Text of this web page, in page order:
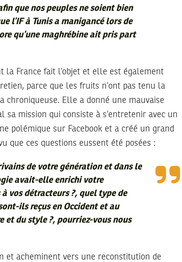
que nos peuples ne soient bien
l’IF à Tunis a manigancé lors de
qu’une maghrébine ait pris part
la France fait l’objet et elle est également
parce que les fruits n’ont pas tenu la
chroniqueuse. Elle a donné une mauvaise
sa mission qui consiste à s’entretenir avec un
polémique sur Facebook et a créé un grand
que ces questions eussent été posées :
de votre génération et dans le
avait-elle enrichi votre
vos détracteurs ?, quel type de
ils reçus en Occident et au
et du style ?, pourriez-vous nous
et acheminent vers une reconstitution de